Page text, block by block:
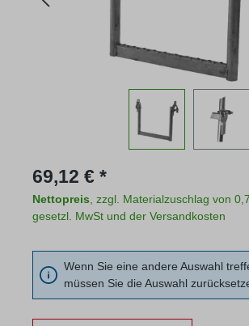
Regulärer Preis:
69,12 € *
Nettopreis , zzgl. Materialzuschlag von
gesetzl. MwSt und der Versandkosten
Wenn Sie eine andere Auswahl
müssen Sie die Auswahl